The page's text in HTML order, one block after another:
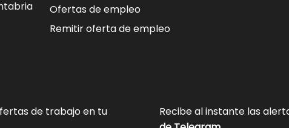
Ofertas de empleo
Remitir oferta de empleo
de trabajo en tu
Recibe al instante las